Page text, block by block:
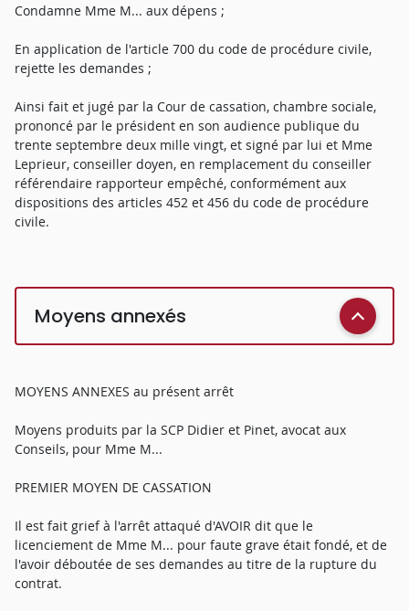
Condamne Mme M... aux dépens ;
En application de l'article 700 du code de procédure civile,
rejette les demandes ;
Ainsi fait et jugé par la Cour de cassation, chambre sociale,
prononcé par le président en son audience publique du
trente septembre deux mille vingt, et signé par lui et Mme
Leprieur, conseiller doyen, en remplacement du conseiller
référendaire rapporteur empêché, conformément aux
dispositions des articles 452 et 456 du code de procédure
civile.
Moyens annexés
MOYENS ANNEXES au présent arrêt
Moyens produits par la SCP Didier et Pinet, avocat aux
Conseils, pour Mme M...
PREMIER MOYEN DE CASSATION
Il est fait grief à l'arrêt attaqué d'AVOIR dit que le
licenciement de Mme M... pour faute grave était fondé, et de
l'avoir déboutée de ses demandes au titre de la rupture du
contrat.